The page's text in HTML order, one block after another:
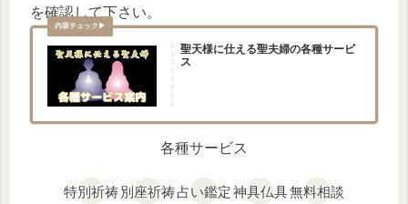
を確認して下さい。
聖天様に仕える聖夫婦の各種サービ
ス
各種サービス
特別祈祷別座祈祷占い鑑定神具仏具無料相談